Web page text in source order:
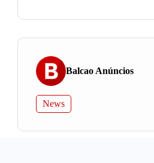
Balcao Anúncios
News